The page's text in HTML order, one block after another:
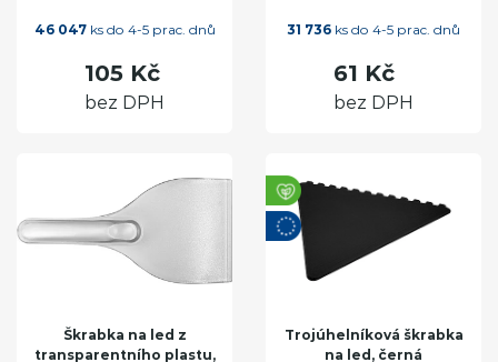
46 047ks do 4-5 prac. dnů
105 Kč
bez DPH
31 736 ks do 4-5 prac. dnů
61 Kč
bez DPH
Škrabka na led z
transparentního plastu,
Trojúhelníková škrabka
na led, černá